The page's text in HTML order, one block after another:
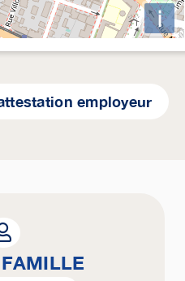
i
employeur